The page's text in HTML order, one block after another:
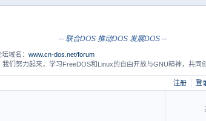
-- 联合DOS 推动DOS 发展DOS --
域名：www.cn-dos.net/forum
们努力起来，学习FreeDOS和Linux的自由开放与GNU精神，共同
注册 登